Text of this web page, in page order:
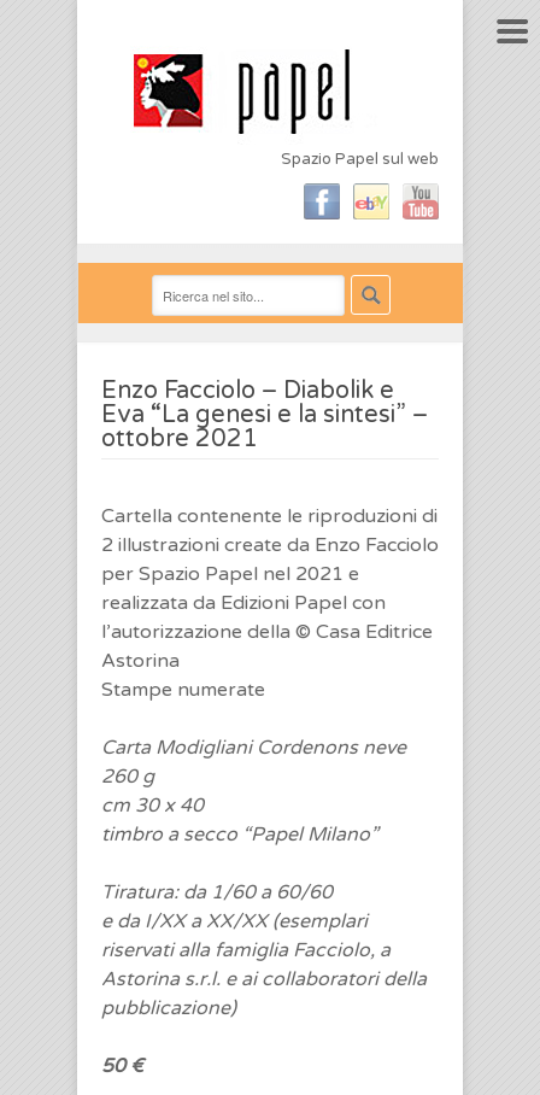
Spazio Papel sul web
Enzo Facciolo – Diabolik e
Eva “La genesi e la sintesi” –
ottobre 2021
Cartella contenente le riproduzioni di
2 illustrazioni create da Enzo Facciolo
per Spazio Papel nel 2021 e
realizzata da Edizioni Papel con
l’autorizzazione della © Casa Editrice
Astorina
Stampe numerate
Carta Modigliani Cordenons neve
260 g
cm 30 x 40
timbro a secco “Papel Milano”
Tiratura: da 1/60 a 60/60
e da I/XX a XX/XX (esemplari
riservati alla famiglia Facciolo, a
Astorina s.r.l. e ai collaboratori della
pubblicazione)
50 €